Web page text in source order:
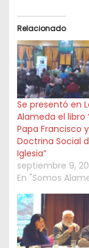
Relacionado
Se presentó en
Alameda el libro
Papa Francisco
Doctrina Social
Iglesia”
septiembre 9,
En "Somos